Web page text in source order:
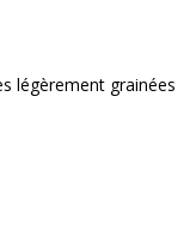
légèrement grainées